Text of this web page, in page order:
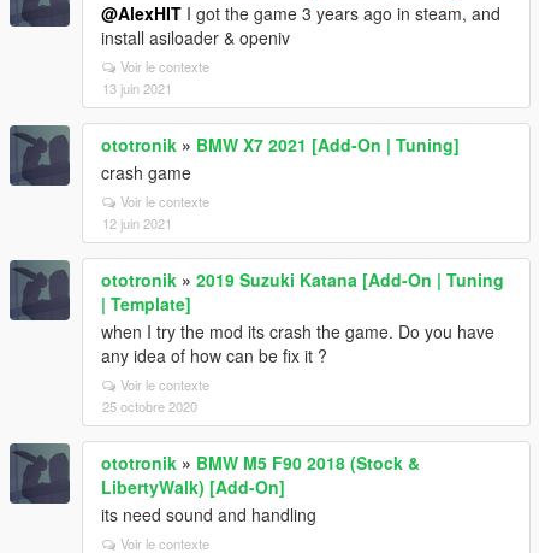
@AlexHIT I got the game 3 years ago in steam, and
install asiloader & openiv
Voir le contexte
13 juin 2021
ototronik » BMW X7 2021 [Add-On | Tuning]
crash game
Voir le contexte
12 juin 2021
ototronik » 2019 Suzuki Katana [Add-On | Tuning
| Template]
when I try the mod its crash the game. Do you have
any idea of how can be fix it ?
Voir le contexte
25 octobre 2020
ototronik » BMW M5 F90 2018 (Stock &
LibertyWalk) [Add-On]
its need sound and handling
Voir le contexte